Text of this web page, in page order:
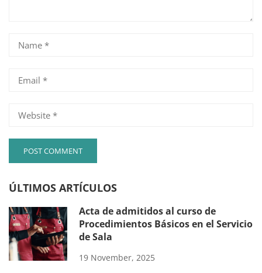
ÚLTIMOS ARTÍCULOS
Acta de admitidos al curso de
Procedimientos Básicos en el Servicio
de Sala
19 November, 2025